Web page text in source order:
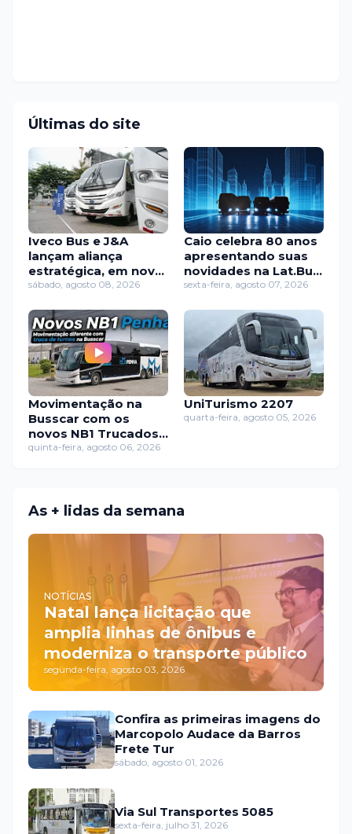
Últimas do site
Iveco Bus e J&A
lançam aliança
estratégica, em nova
etapa no transporte
sábado, agosto 08, 2026
Caio celebra 80 anos
apresentando suas
novidades na Lat.Bus
2026
sexta-feira, agosto 07, 2026
Movimentação na
Busscar com os
novos NB1 Trucados
da Penha
quinta-feira, agosto 06, 2026
UniTurismo 2207
quarta-feira, agosto 05, 2026
As + lidas da semana
NOTÍCIAS
Natal lança licitação que
amplia linhas de ônibus e
moderniza o transporte público
segunda-feira, agosto 03, 2026
Confira as primeiras imagens do
Marcopolo Audace da Barros
Frete Tur
sábado, agosto 01, 2026
Via Sul Transportes 5085
sexta-feira, julho 31, 2026